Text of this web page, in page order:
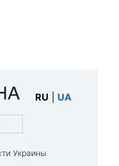
RU UA
Украины